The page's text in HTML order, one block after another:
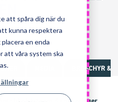
att spåra dig när du
kunna respektera
en enda
att våra system ska
BROSCHYR &